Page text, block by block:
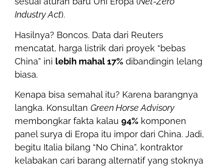
Industry Act).
Hasilnya? Boncos. Data dari Reuters
mencatat, harga listrik dari proyek “bebas
China” ini lebih mahal 17% dibandingin lelang
biasa.
Kenapa bisa semahal itu? Karena barangnya
langka. Konsultan Green Horse Advisory
membongkar fakta kalau 94% komponen
panel surya di Eropa itu impor dari China. Jadi,
begitu Italia bilang “No China”, kontraktor
kelabakan cari barang alternatif yang stoknya